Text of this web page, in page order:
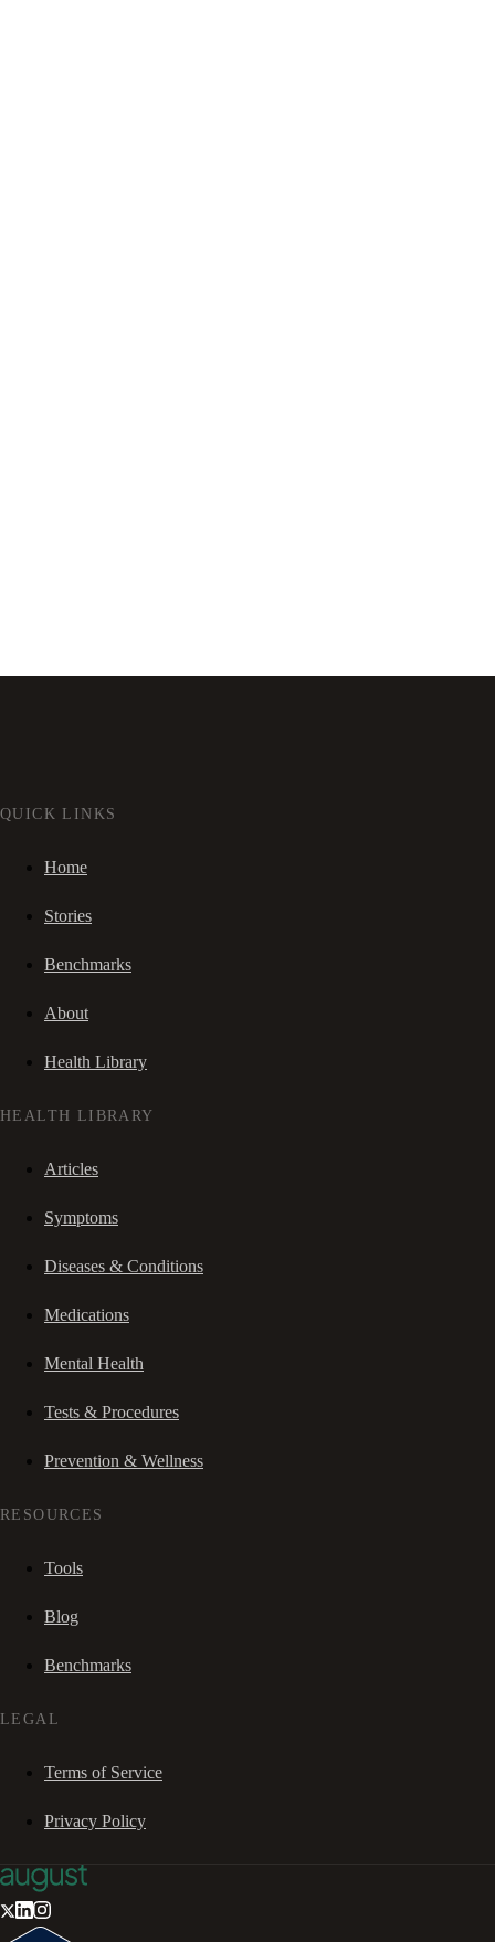
QUICK LINKS
Home
Stories
Benchmarks
About
Health Library
HEALTH LIBRARY
Articles
Symptoms
Diseases & Conditions
Medications
Mental Health
Tests & Procedures
Prevention & Wellness
RESOURCES
Tools
Blog
Benchmarks
LEGAL
Terms of Service
Privacy Policy